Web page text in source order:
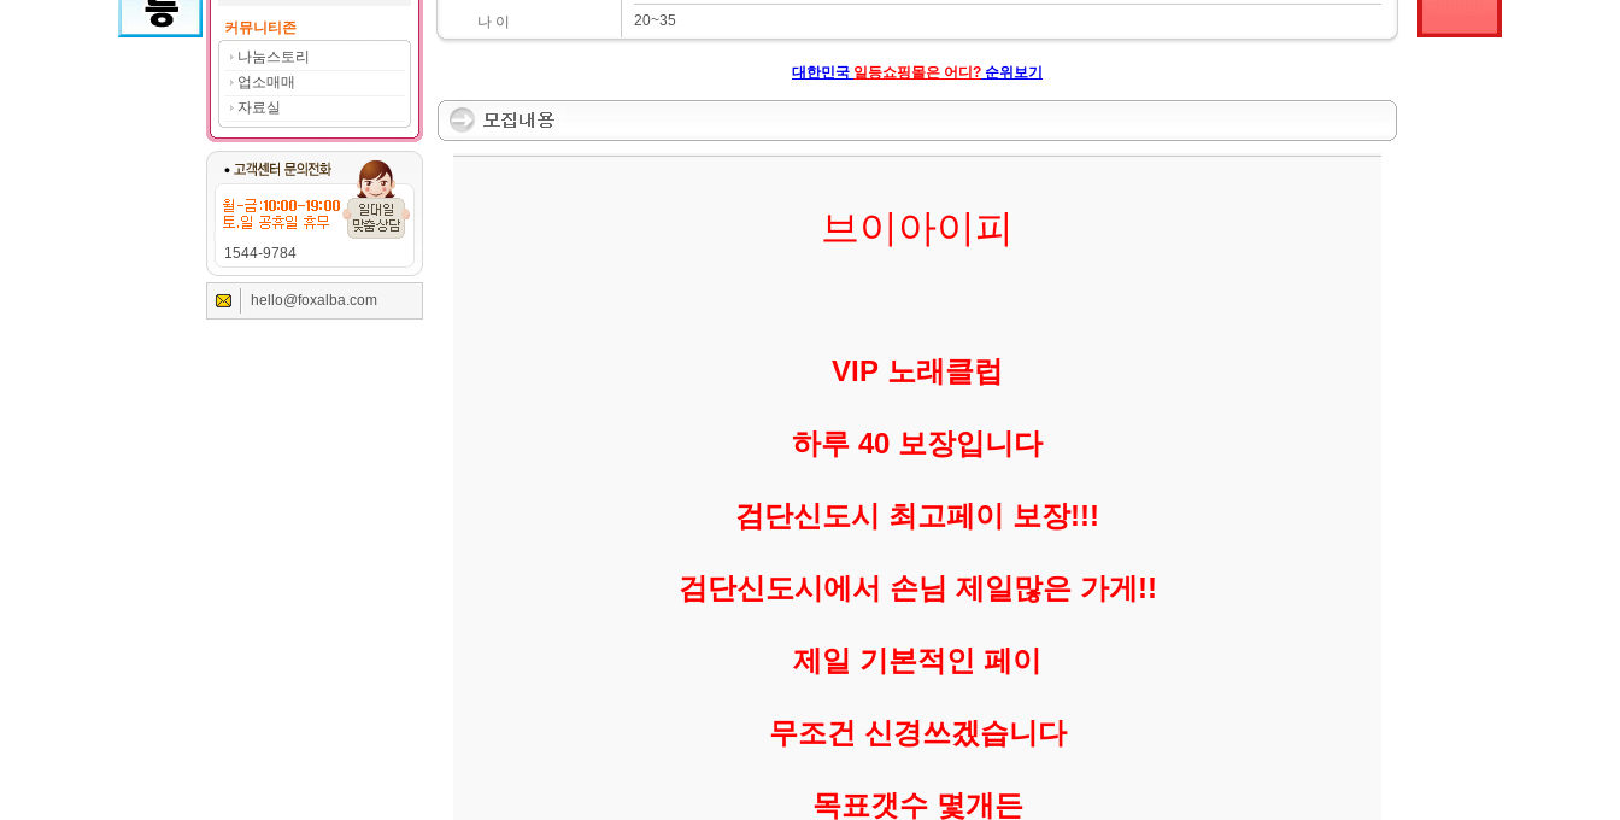
커뮤니티존
나눔스토리
업소매매
자료실
1544-9784
hello@foxalba.com
나 이
20~35
대한민국 일등쇼핑몰은 어디? 순위보기
브이아이피
VIP 노래클럽
하루 40 보장입니다
검단신도시 최고페이 보장!!!
검단신도시에서 손님 제일많은 가게!!
제일 기본적인 페이
무조건 신경쓰겠습니다
목표갯수 몇개든